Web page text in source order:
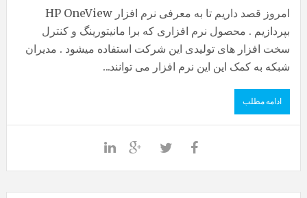
امروز قصد داریم تا به معرفی نرم افزار HP OneView
بپردازیم . محصول نرم افزاری که برا مانیتورینگ و کنترل
سخت افزار های تولیدی این شرکت استفاده میشود . مدیران
شبکه به کمک این این نرم افزار می توانند...
ادامه مطلب